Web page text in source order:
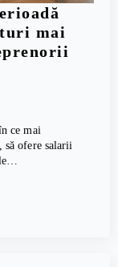
mai
ce mai
să ofere salarii